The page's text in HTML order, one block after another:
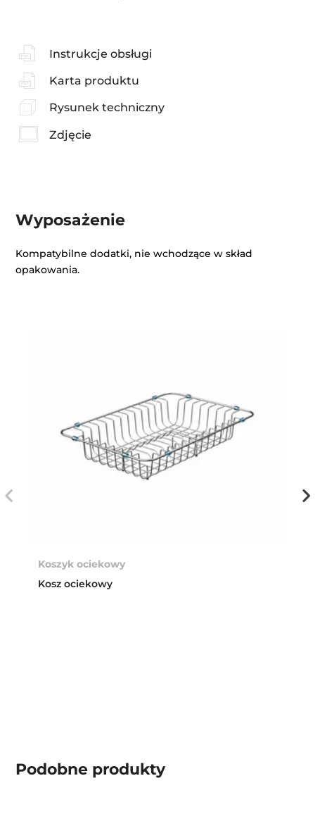
Instrukcje obsługi
Karta produktu
Rysunek techniczny
Zdjęcie
Wyposażenie
Kompatybilne dodatki, nie wchodzące w skład
opakowania.
Koszyk ociekowy
Kosz ociekowy
Podobne produkty